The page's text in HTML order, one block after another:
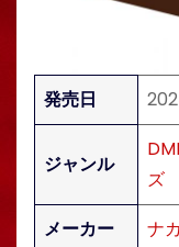
発売日
ジャンル
ズ
メーカー
ナ